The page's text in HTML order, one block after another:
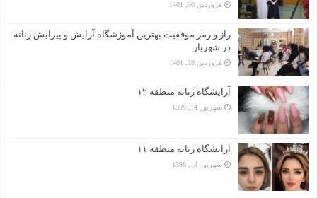
فروردین 30, 1401
راز و رمز موفقیت بهترین آموزشگاه آرایش و پیرایش زنانه
در شهریار
فروردین 28, 1401
آرایشگاه زنانه منطقه ۱۲
شهریور 14, 1398
آرایشگاه زنانه منطقه ۱۱
شهریور 13, 1398